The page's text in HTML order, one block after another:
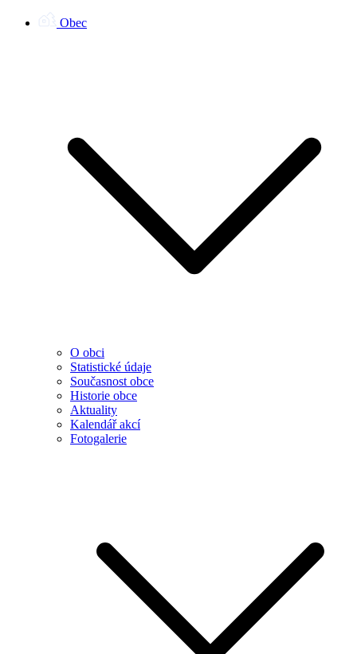
Obec
O obci
Statistické údaje
Současnost obce
Historie obce
Aktuality
Kalendář akcí
Fotogalerie